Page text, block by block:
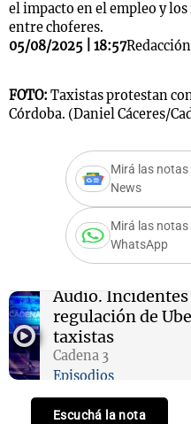
el impacto en el empleo y
entre choferes.
05/08/2025 | 18:57
FOTO: Taxistas protestan
Córdoba. (Daniel Cáceres/
Mirá las notas
News
Mirá las notas
WhatsApp
Audio. Incidentes
regulación de
taxistas
Cadena 3
Episodios
Escuchá la nota
Mundial 2026